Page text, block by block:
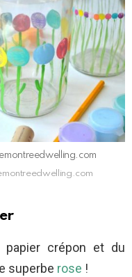
crépon et du
superbe rose !